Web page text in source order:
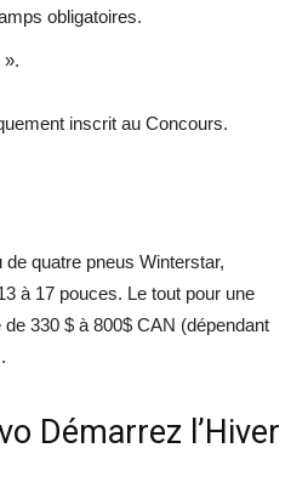
obligatoires.
».
inscrit au Concours.
quatre pneus Winterstar,
à 17 pouces. Le tout pour une
330 $ à 800$ CAN (dépendant
Démarrez l’Hiver